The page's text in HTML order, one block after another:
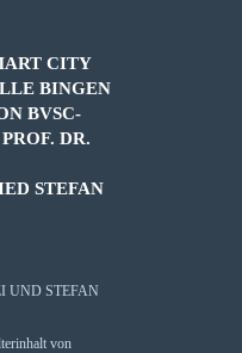
CITY
BINGEN
BVSC-
DR.
STEFAN
UND STEFAN
von